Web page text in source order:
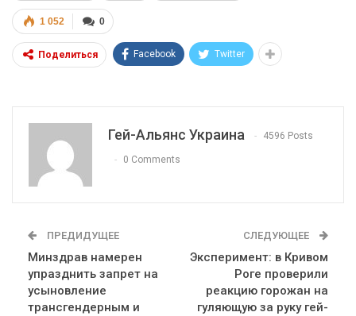
0
1 052
Поделиться Facebook Twitter
Гей-Альянс Украина 4596 Posts
0 Comments
ПРЕДИДУЩЕЕ
Минздрав намерен
упразднить запрет на
усыновление
трансгендерным и
СЛЕДУЮЩЕЕ
Эксперимент: в Кривом
Роге проверили
реакцию горожан на
гуляющую за руку гей-